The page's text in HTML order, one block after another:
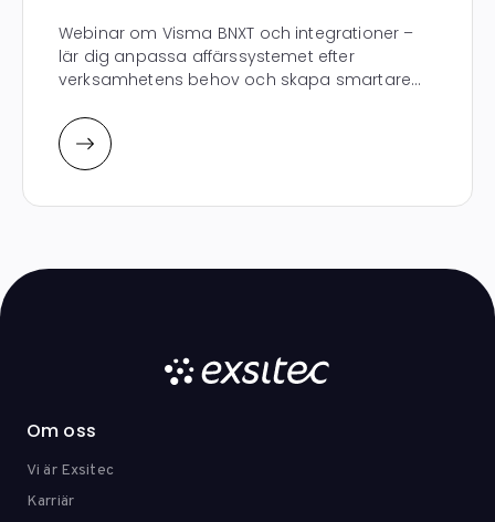
Webinar om Visma BNXT och integrationer –
lär dig anpassa affärssystemet efter
verksamhetens behov och skapa smartare...
Om oss
Vi är Exsitec
Karriär